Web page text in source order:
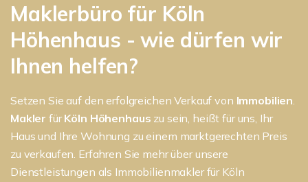
Maklerbüro für Köln
Höhenhaus - wie dürfen wir
Ihnen helfen?
Setzen Sie auf den erfolgreichen Verkauf von Immobilien.
Makler fürKöln Höhenhaus zu sein, heißt für uns, Ihr
Haus und Ihre Wohnung zu einem marktgerechten Preis
zu verkaufen. Erfahren Sie mehr über unsere
Dienstleistungen als Immobilienmakler für Köln